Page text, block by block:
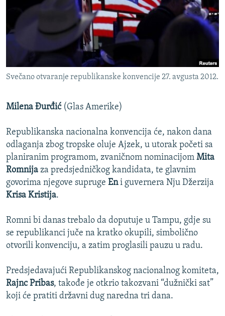
ISPRIČAJ MI
DNEVNO@RSE
SPECIJALI RSE
VIŠE OD NASLOVA
GENOCID U SREBRENICI
POPLAVE I KLIZIŠTA U BIH 2024.
POST SCRIPTUM
MOJA EVROPA
TRI DECENIJE OD RATA U BIH
SVE KARTE DEJTONA
PRATITE NAS
Svečano otvaranje republikanske konvencije 27. avgusta 2012.
Milena Đurđić(Glas Amerike)
Republikanska nacionalna konvencija će, nakon dana
odlaganja zbog tropske oluje Ajzek, u utorak početi sa
planiranim programom, zvaničnom nominacijom Mita
Romnija za predsjedničkog kandidata, te glavnim
govorima njegove supruge Eni guvernera Nju Džerzija
Krisa Kristija.
Romni bi danas trebalo da doputuje u Tampu, gdje su
se republikanci juče na kratko okupili, simbolično
otvorili konvenciju, a zatim proglasili pauzu u radu.
Predsjedavajući Republikanskog nacionalnog komiteta,
Rajnc Pribas, takođe je otkrio takozvani “dužnički sat”
koji će pratiti državni dug naredna tri dana.